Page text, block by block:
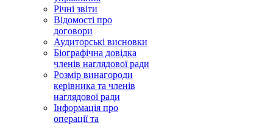
Річні звіти
Відомості про
договори
Аудиторські висновки
Біографічна довідка
членів наглядової ради
Розмір винагороди
керівника та членів
наглядової ради
Інформація про
операції та